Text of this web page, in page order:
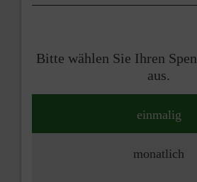
Bitte wählen Sie Ihren
aus.
einmalig
monatlich